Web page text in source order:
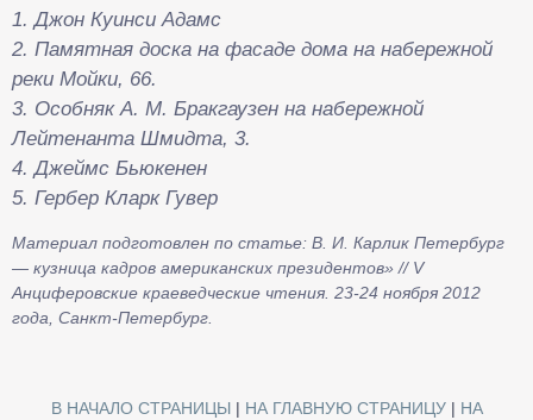
1. Джон Куинси Адамс
2. Памятная доска на фасаде дома на набережной
реки Мойки, 66.
3. Особняк А. М. Бракгаузен на набережной
Лейтенанта Шмидта, 3.
4. Джеймс Бьюкенен
5. Гербер Кларк Гувер
Материал подготовлен по статье: В. И. Карлик Петербург
— кузница кадров американских президентов» // V
Анциферовские краеведческие чтения. 23-24 ноября 2012
года, Санкт-Петербург.
В НАЧАЛО СТРАНИЦЫ| НА ГЛАВНУЮ СТРАНИЦУ| НА